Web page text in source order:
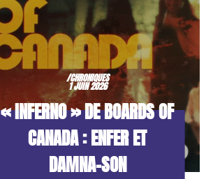
/CHRONIQUES
1 JUIN 2026
« INFERNO » DE BOARDS OF
CANADA : ENFER ET
DAMNA-SON